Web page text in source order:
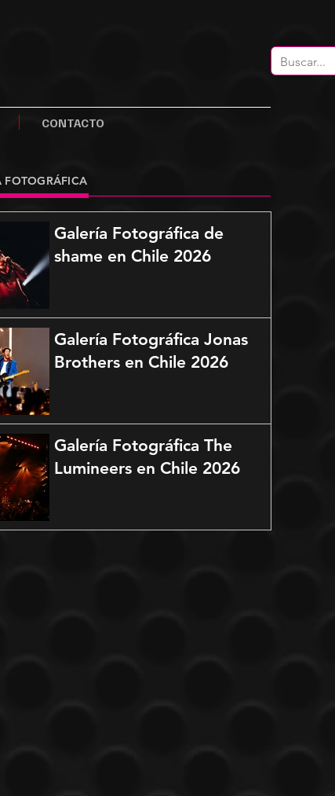
CONTACTO
FOTOGRÁFICA
Galería Fotográfica de
shame en Chile 2026
Galería Fotográfica Jonas
Brothers en Chile 2026
Galería Fotográfica The
Lumineers en Chile 2026